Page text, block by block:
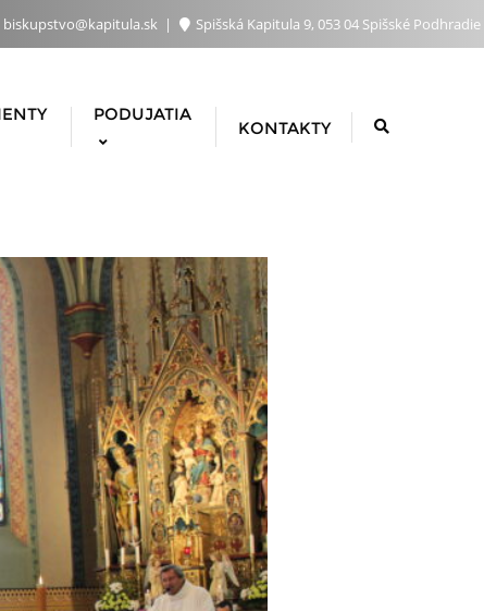
biskupstvo@kapitula.sk Spišská Kapitula 9, 053 04 Spišské Podhradie
PODUJATIA
KONTAKTY